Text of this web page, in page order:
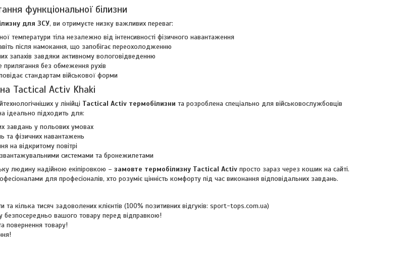
функціональної білизни
для ЗСУ, ви отримуєте низку важливих переваг:
температури тіла незалежно від інтенсивності фізичного навантаження
після намокання, що запобігає переохолодженню
запахів завдяки активному вологовідведенню
прилягання без обмеження рухів
стандартам військової форми
Tactical Activ Khaki
у лінійці Tactical Activ термобілизни та розроблена спеціально для військовослужбовців
ідеально підходить для:
завдань у польових умовах
та фізичних навантажень
на відкритому повітрі
системами та бронежилетами
людину надійною екіпіровкою – замовте термобілизну Tactical Activ просто зараз через кошик на сайті.
для професіоналів, хто розуміє цінність комфорту під час виконання відповідальних завдань.
та кілька тисяч задоволених клієнтів (100% позитивних відгуків: sport-tops.com.ua)
безпосередньо вашого товару перед відправкою!
повернення товару!